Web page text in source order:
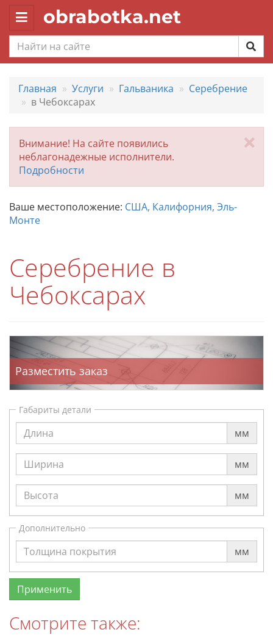
Toggle
navigation
obrabotka.net
Главная Услуги Гальваника
Серебрение
в Чебоксарах
Внимание! На сайте появились
неблагонадежные исполнители.
Подробности
Ваше местоположение: США, Калифорния, Эль-
Монте
Серебрение в
Чебоксарах
Разместить заказ
Габариты детали
мм
мм
мм
Дополнительно
мм
Смотрите также: